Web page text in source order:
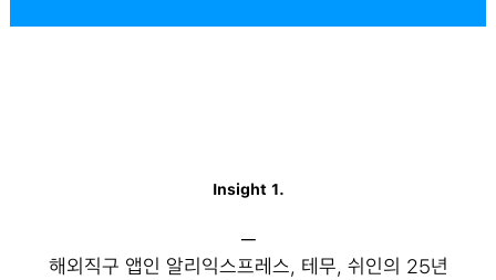
Insight 1.
─
해외직구 앱인 알리익스프레스, 테무, 쉬인의 25년